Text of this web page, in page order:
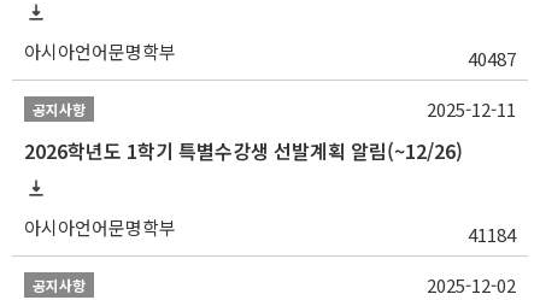
아시아언어문명학부 40487
공지사항
2026학년도 1학기 특별수강생 선발계획 알림(~12/26)
아시아언어문명학부 41184
2025-12-11
공지사항 2025-12-02